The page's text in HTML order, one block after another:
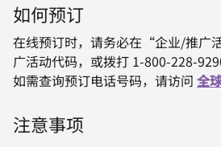
如何预订
在线预订时，请务必在“企业/推广
广活动代码，或拨打 1-800-228-
如需查询预订电话号码，请访问 全
注意事项